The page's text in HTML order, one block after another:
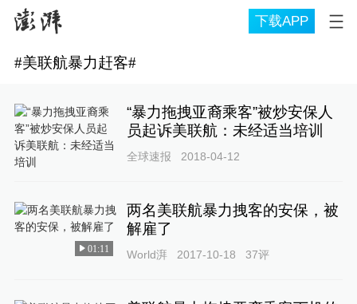
下载APP
#美联航暴力赶客#
“暴力拖拽亚裔乘客”被炒安保人
员起诉美联航：未经适当培训
全球速报 2018-04-12
01:11
两名美联航暴力拽客的安保，被
解雇了
World湃 2017-10-18 37评